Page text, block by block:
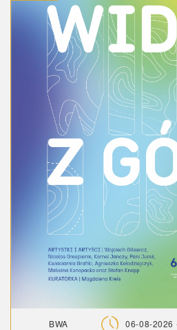
BWA
06-08-2026